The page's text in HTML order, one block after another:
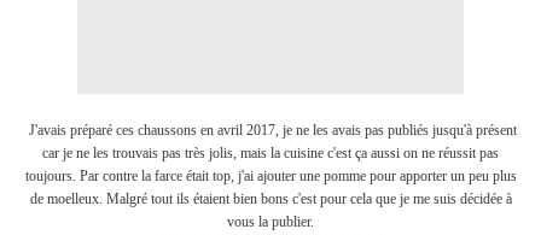
J'avais préparé ces chaussons en avril 2017, je ne les avais pas publiés jusqu'à présent
car je ne les trouvais pas très jolis, mais la cuisine c'est ça aussi on ne réussit pas
toujours. Par contre la farce était top, j'ai ajouter une pomme pour apporter un peu plus
de moelleux. Malgré tout ils étaient bien bons c'est pour cela que je me suis décidée à
vous la publier.